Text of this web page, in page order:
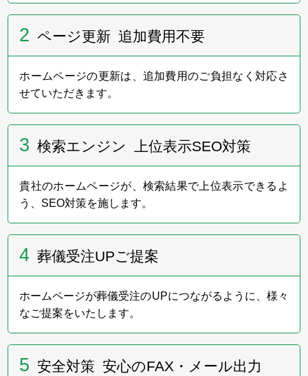
インターリンクは、9月29日～10月22日の金土日に
Gallery 忘我亭で開催される第11回「着想は眠らな
2023年6月20日～21日
フューネラルビジネスフェア2023に出展いたしまし
ホームページをリニューアルいたしました。
2 ページ更新 追加費用不要
ホームページの更新は、追加費用のご負担なく対応さ
せていただきます。
3 検索エンジン 上位表示SEO対策
貴社のホームページが、検索結果で上位表示できるよ
う、SEO対策を施します。
4 葬儀受注UPご提案
ホームページが葬儀受注のUPにつながるように、様々
なご提案をいたします。
5 安全対策 安心のFAX・メール出力